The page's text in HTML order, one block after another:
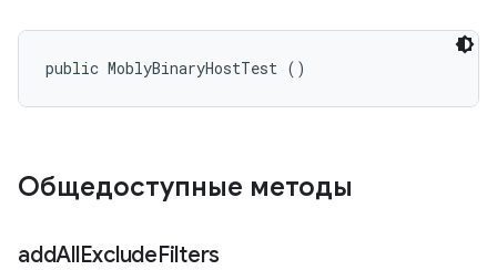
public MoblyBinaryHostTest ()
Общедоступные методы
addAllExcludeFilters